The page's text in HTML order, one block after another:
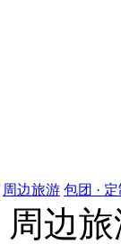
周边旅游 包团 ·
周边